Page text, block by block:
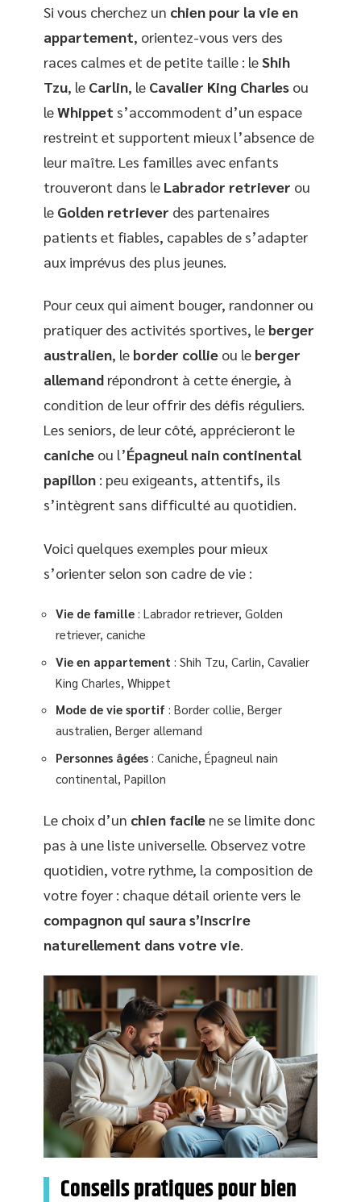
Si vous cherchez un chien pour la vie en
appartement, orientez-vous vers des
races calmes et de petite taille : le Shih
Tzu, le Carlin, le Cavalier King Charles ou
leWhippet s’accommodent d’un espace
restreint et supportent mieux l’absence de
leur maître. Les familles avec enfants
trouveront dans le Labrador retriever ou
le Golden retriever des partenaires
patients et fiables, capables de s’adapter
aux imprévus des plus jeunes.
Pour ceux qui aiment bouger, randonner ou
pratiquer des activités sportives, le berger
australien, le border collie ou le berger
allemand répondront à cette énergie, à
condition de leur offrir des défis réguliers.
Les seniors, de leur côté, apprécieront le
caniche ou l’Épagneul nain continental
papillon : peu exigeants, attentifs, ils
s’intègrent sans difficulté au quotidien.
Voici quelques exemples pour mieux
s’orienter selon son cadre de vie :
Vie de famille : Labrador retriever, Golden
retriever, caniche
Vie en appartement : Shih Tzu, Carlin, Cavalier
King Charles, Whippet
Mode de vie sportif : Border collie, Berger
australien, Berger allemand
Personnes âgées : Caniche, Épagneul nain
continental, Papillon
Le choix d’un chien facile ne se limite donc
pas à une liste universelle. Observez votre
quotidien, votre rythme, la composition de
votre foyer : chaque détail oriente vers le
compagnon qui saura s’inscrire
naturellement dans votre vie.
Conseils pratiques pour bien